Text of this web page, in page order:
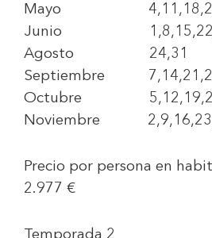
Mayo
Junio
Agosto
Septiembre
Octubre
Noviembre
Precio por persona en
2.977 €